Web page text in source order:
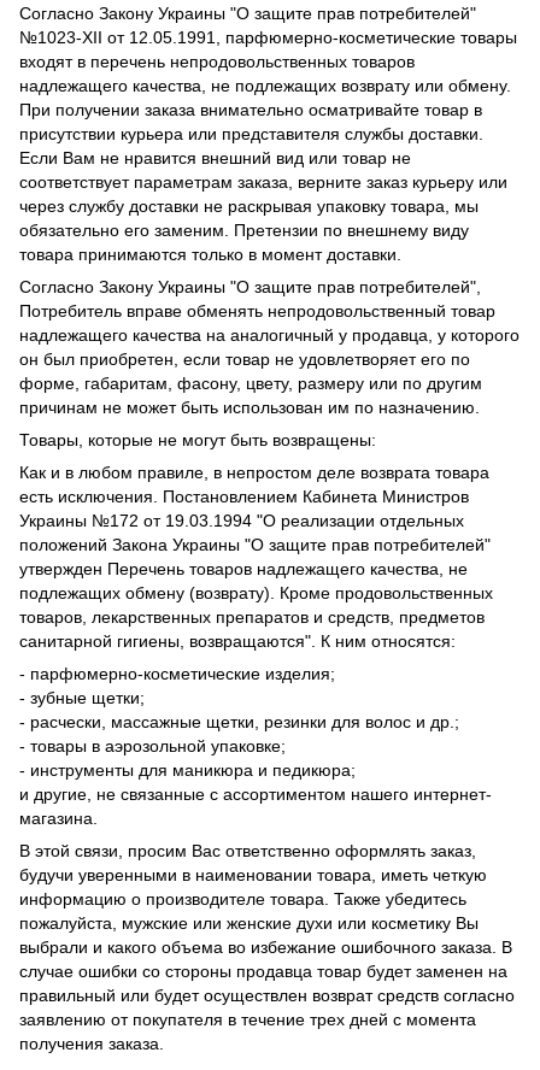
Согласно Закону Украины "О защите прав потребителей"
№1023-XII от 12.05.1991, парфюмерно-косметические товары
входят в перечень непродовольственных товаров
надлежащего качества, не подлежащих возврату или обмену.
При получении заказа внимательно осматривайте товар в
присутствии курьера или представителя службы доставки.
Если Вам не нравится внешний вид или товар не
соответствует параметрам заказа, верните заказ курьеру или
через службу доставки не раскрывая упаковку товара, мы
обязательно его заменим. Претензии по внешнему виду
товара принимаются только в момент доставки.
Согласно Закону Украины "О защите прав потребителей",
Потребитель вправе обменять непродовольственный товар
надлежащего качества на аналогичный у продавца, у которого
он был приобретен, если товар не удовлетворяет его по
форме, габаритам, фасону, цвету, размеру или по другим
причинам не может быть использован им по назначению.
Товары, которые не могут быть возвращены:
Как и в любом правиле, в непростом деле возврата товара
есть исключения. Постановлением Кабинета Министров
Украины №172 от 19.03.1994 "О реализации отдельных
положений Закона Украины "О защите прав потребителей"
утвержден Перечень товаров надлежащего качества, не
подлежащих обмену (возврату). Кроме продовольственных
товаров, лекарственных препаратов и средств, предметов
санитарной гигиены, возвращаются". К ним относятся:
- парфюмерно-косметические изделия;
- зубные щетки;
- расчески, массажные щетки, резинки для волос и др.;
- товары в аэрозольной упаковке;
- инструменты для маникюра и педикюра;
и другие, не связанные с ассортиментом нашего интернет-
магазина.
В этой связи, просим Вас ответственно оформлять заказ,
будучи уверенными в наименовании товара, иметь четкую
информацию о производителе товара. Также убедитесь
пожалуйста, мужские или женские духи или косметику Вы
выбрали и какого объема во избежание ошибочного заказа. В
случае ошибки со стороны продавца товар будет заменен на
правильный или будет осуществлен возврат средств согласно
заявлению от покупателя в течение трех дней с момента
получения заказа.